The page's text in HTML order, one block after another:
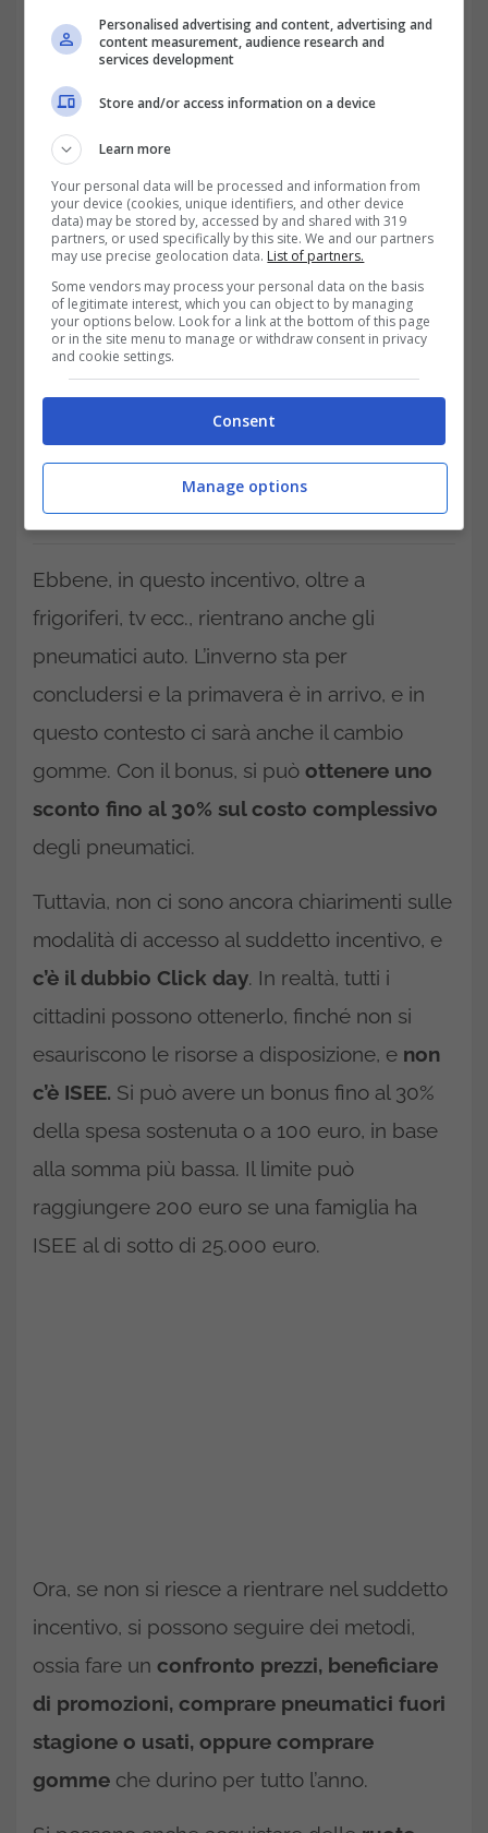
Bonus pneumatici, chi può accedervi e cosa succede a
chi non vi rientra-trading.it
Ebbene, in questo incentivo, oltre a
frigoriferi, tv ecc., rientrano anche gli
pneumatici auto. L’inverno sta per
concludersi e la primavera è in arrivo, e in
questo contesto ci sarà anche il cambio
gomme. Con il bonus, si può ottenere uno
sconto fino al 30% sul costo complessivo
degli pneumatici.
Tuttavia, non ci sono ancora chiarimenti sulle
modalità di accesso al suddetto incentivo, e
c’è il dubbio Click day. In realtà, tutti i
cittadini possono ottenerlo, finché non si
esauriscono le risorse a disposizione, e non
c’è ISEE. Si può avere un bonus fino al 30%
della spesa sostenuta o a 100 euro, in base
alla somma più bassa. Il limite può
raggiungere 200 euro se una famiglia ha
ISEE al di sotto di 25.000 euro.
Ora, se non si riesce a rientrare nel suddetto
incentivo, si possono seguire dei metodi,
ossia fare un confronto prezzi, beneficiare
di promozioni, comprare pneumatici fuori
stagione o usati, oppure comprare
gomme che durino per tutto l’anno.
Personalised advertising and content, advertising and
content measurement, audience research and
services development
Store and/or access information on a device
Learn more
Your personal data will be processed and information from
your device (cookies, unique identifiers, and other device
data) may be stored by, accessed by and shared with 319
partners, or used specifically by this site. We and our partners
may use precise geolocation data. List of partners.
Some vendors may process your personal data on the basis
of legitimate interest, which you can object to by managing
your options below. Look for a link at the bottom of this page
or in the site menu to manage or withdraw consent in privacy
and cookie settings.
Consent
Manage options